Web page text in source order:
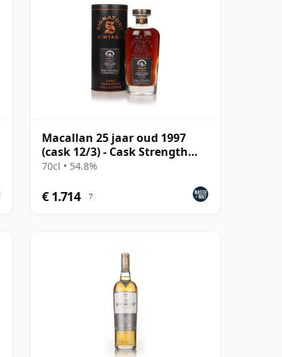
Macallan 25 jaar oud 1997
(cask 12/3) - Cask Strength
Collection
70cl • 54.8%
€ 1.714 ?